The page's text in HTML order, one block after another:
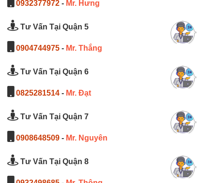
0932377972 - Mr. Hưng
Tư Vấn Tại Quận 5
0904744975 - Mr. Thắng
Tư Vấn Tại Quận 6
0825281514 - Mr. Đạt
Tư Vấn Tại Quận 7
0908648509 - Mr. Nguyên
Tư Vấn Tại Quận 8